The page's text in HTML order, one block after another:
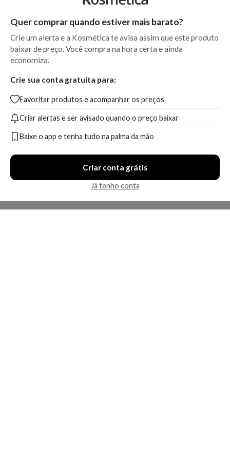
Quer comprar quando estiver mais barato?
Crie um alerta e a Kosmética te avisa assim que este produto
baixar de preço. Você compra na hora certa e ainda
economiza.
Crie sua conta gratuita para:
Favoritar produtos e acompanhar os preços
Criar alertas e ser avisado quando o preço baixar
Baixe o app e tenha tudo na palma da mão
Criar conta grátis
Já tenho conta